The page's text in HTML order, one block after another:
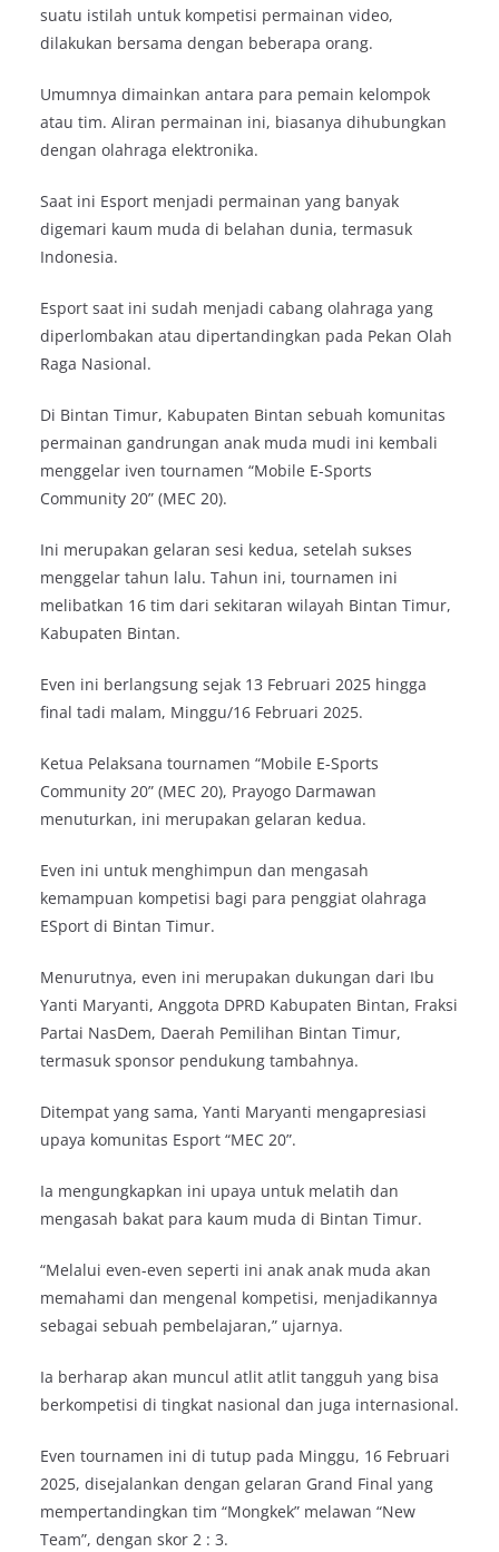
suatu istilah untuk kompetisi permainan video,
dilakukan bersama dengan beberapa orang.
Umumnya dimainkan antara para pemain kelompok
atau tim. Aliran permainan ini, biasanya dihubungkan
dengan olahraga elektronika.
Saat ini Esport menjadi permainan yang banyak
digemari kaum muda di belahan dunia, termasuk
Indonesia.
Esport saat ini sudah menjadi cabang olahraga yang
diperlombakan atau dipertandingkan pada Pekan Olah
Raga Nasional.
Di Bintan Timur, Kabupaten Bintan sebuah komunitas
permainan gandrungan anak muda mudi ini kembali
menggelar iven tournamen “Mobile E-Sports
Community 20” (MEC 20).
Ini merupakan gelaran sesi kedua, setelah sukses
menggelar tahun lalu. Tahun ini, tournamen ini
melibatkan 16 tim dari sekitaran wilayah Bintan Timur,
Kabupaten Bintan.
Even ini berlangsung sejak 13 Februari 2025 hingga
final tadi malam, Minggu/16 Februari 2025.
Ketua Pelaksana tournamen “Mobile E-Sports
Community 20” (MEC 20), Prayogo Darmawan
menuturkan, ini merupakan gelaran kedua.
Even ini untuk menghimpun dan mengasah
kemampuan kompetisi bagi para penggiat olahraga
ESport di Bintan Timur.
Menurutnya, even ini merupakan dukungan dari Ibu
Yanti Maryanti, Anggota DPRD Kabupaten Bintan, Fraksi
Partai NasDem, Daerah Pemilihan Bintan Timur,
termasuk sponsor pendukung tambahnya.
Ditempat yang sama, Yanti Maryanti mengapresiasi
upaya komunitas Esport “MEC 20”.
Ia mengungkapkan ini upaya untuk melatih dan
mengasah bakat para kaum muda di Bintan Timur.
“Melalui even-even seperti ini anak anak muda akan
memahami dan mengenal kompetisi, menjadikannya
sebagai sebuah pembelajaran,” ujarnya.
Ia berharap akan muncul atlit atlit tangguh yang bisa
berkompetisi di tingkat nasional dan juga internasional.
Even tournamen ini di tutup pada Minggu, 16 Februari
2025, disejalankan dengan gelaran Grand Final yang
mempertandingkan tim “Mongkek” melawan “New
Team”, dengan skor 2 : 3.